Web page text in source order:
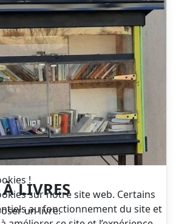
LIVRES
un livre.
!
sur notre site web. Certains
au fonctionnement du site et